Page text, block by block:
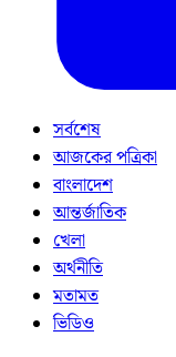
সর্বশেষ
আজকের পত্রিকা
বাংলাদেশ
আন্তর্জাতিক
খেলা
অর্থনীতি
মতামত
ভিডিও